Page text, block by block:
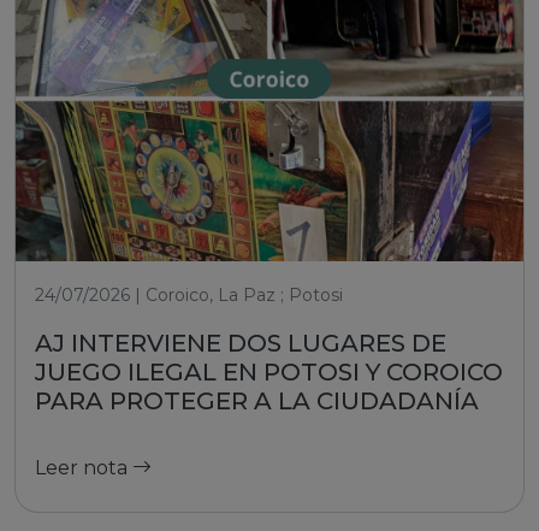
24/07/2026 | Coroico, La Paz ; Potosi
AJ INTERVIENE DOS LUGARES DE
JUEGO ILEGAL EN POTOSI Y COROICO
PARA PROTEGER A LA CIUDADANÍA
Leer nota